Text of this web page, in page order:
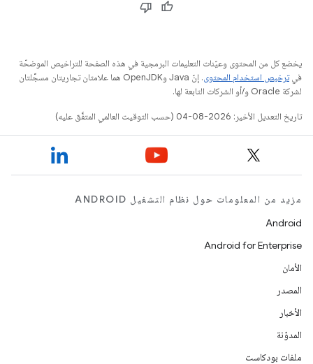
يخضع كل من المحتوى وعيّنات التعليمات البرمجية في هذه الصفحة للتراخيص الموضحّة
فيترخيص استخدام المحتوى
. إنّ Java وOpenJDK هما علامتان تجاريتان مسجَّلتان
لشركة Oracle و/أو الشركات التابعة لها.
تاريخ التعديل الأخير: 2026-08-04 (حسب التوقيت العالمي المتفَّق عليه)
مزيد من المعلومات حول نظام التشغيل ANDROID
Android
Android for Enterprise
الأمان
المصدر
الأخبار
المدوّنة
ملفات بودكاست